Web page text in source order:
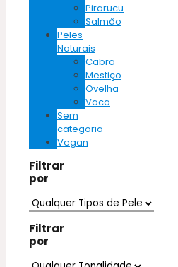
Pirarucu
Salmão
Peles
Naturais
Cabra
Mestiço
Ovelha
Vaca
Sem
categoria
Vegan
Filtrar
por
Filtrar
por